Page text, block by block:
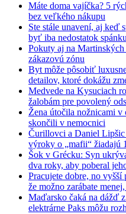
Máte doma vajíčka? 5
bez veľkého nákupu
Ste stále unavení, aj keď
byť iba nedostatok spánku
Pokuty aj na
zákazovú zónu
Byt môže pôsobiť
detailov, ktoré dokážu
Medvede na Kysuciach
žalobám pre povolený
Žena útočila nožnicami
skončili v nemocnici
Čurillovci a Daniel
výroky o „mafii“ žiadajú
Šok v Grécku: Syn
dva roky, aby poberal
Pracujete dobre, no vyšší
že možno zarábate
Maďarsko čaká na dážď
elektrárne Paks môžu